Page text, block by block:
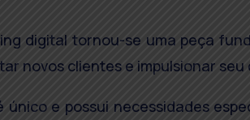
digital tornou-se uma peça
novos clientes e impulsionar
e possui necessidades